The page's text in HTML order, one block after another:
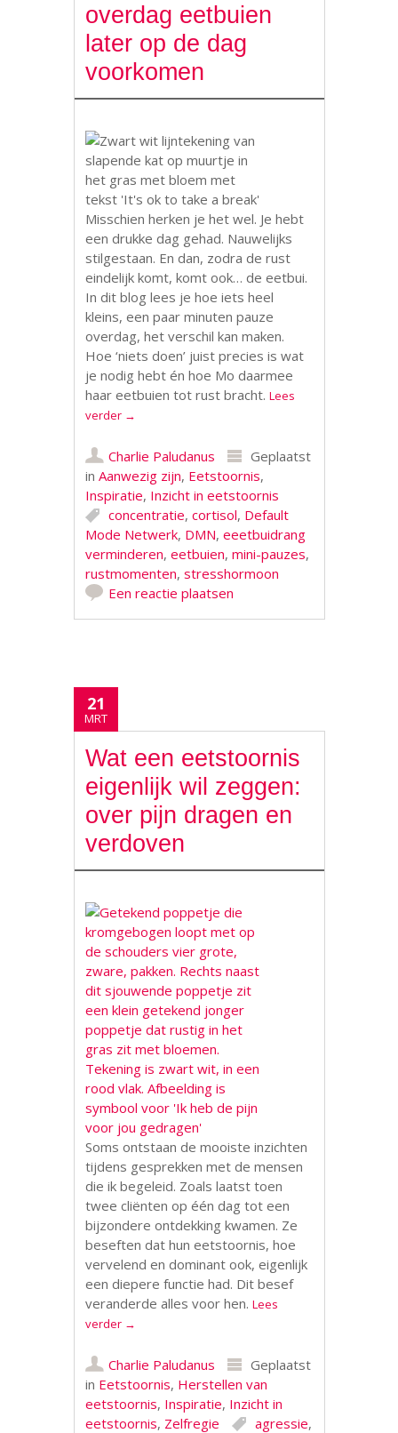
overdag eetbuien
later op de dag
voorkomen
Misschien herken je het wel. Je hebt
een drukke dag gehad. Nauwelijks
stilgestaan. En dan, zodra de rust
eindelijk komt, komt ook… de eetbui.
In dit blog lees je hoe iets heel
kleins, een paar minuten pauze
overdag, het verschil kan maken.
Hoe ‘niets doen’ juist precies is wat
je nodig hebt én hoe Mo daarmee
haar eetbuien tot rust bracht.Lees
verder →
Charlie Paludanus
Geplaatst
inAanwezig zijn, Eetstoornis,
Inspiratie, Inzicht in eetstoornis
concentratie,cortisol, Default
Mode Netwerk, DMN,eeetbuidrang
verminderen,eetbuien,mini-pauzes,
rustmomenten,stresshormoon
Een reactie plaatsen
21
MRT
Wat een eetstoornis
eigenlijk wil zeggen:
over pijn dragen en
verdoven
Soms ontstaan de mooiste inzichten
tijdens gesprekken met de mensen
die ik begeleid. Zoals laatst toen
twee cliënten op één dag tot een
bijzondere ontdekking kwamen. Ze
beseften dat hun eetstoornis, hoe
vervelend en dominant ook, eigenlijk
een diepere functie had. Dit besef
veranderde alles voor hen.Lees
verder →
Charlie Paludanus
Geplaatst
in Eetstoornis, Herstellen van
eetstoornis, Inspiratie, Inzicht in
eetstoornis, Zelfregie agressie,